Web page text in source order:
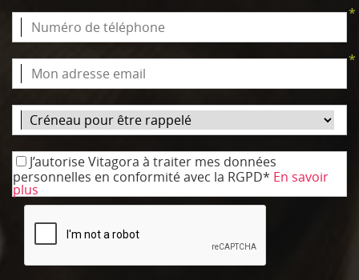
*
*
J’autorise Vitagora à traiter mes données
personnelles en conformité avec la RGPD* En savoir
plus